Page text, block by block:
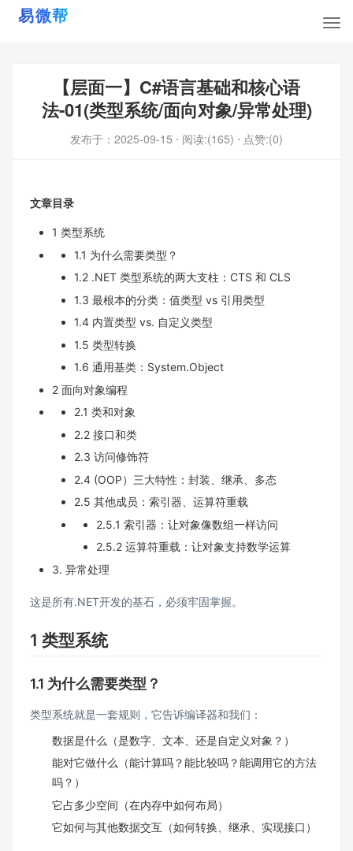
【层面一】C#语言基础和核心语
法-01(类型系统/面向对象/异常处理)
发布于： 2025-09-15 ⋅ 阅读:(165) ⋅ 点赞:(0)
文章目录
1 类型系统
1.1 为什么需要类型？
1.2 .NET 类型系统的两大支柱：CTS 和 CLS
1.3 最根本的分类：值类型 vs 引用类型
1.4 内置类型 vs. 自定义类型
1.5 类型转换
1.6 通用基类：System.Object
2 面向对象编程
2.1 类和对象
2.2 接口和类
2.3 访问修饰符
2.4 (OOP）三大特性：封装、继承、多态
2.5 其他成员：索引器、运算符重载
2.5.1 索引器：让对象像数组一样访问
2.5.2 运算符重载：让对象支持数学运算
3. 异常处理
这是所有.NET开发的基石，必须牢固掌握。
1 类型系统
1.1 为什么需要类型？
类型系统就是一套规则，它告诉编译器和我们：
数据是什么（是数字、文本、还是自定义对象？）
能对它做什么（能计算吗？能比较吗？能调用它的方法
吗？）
它占多少空间（在内存中如何布局）
它如何与其他数据交互（如何转换、继承、实现接口）